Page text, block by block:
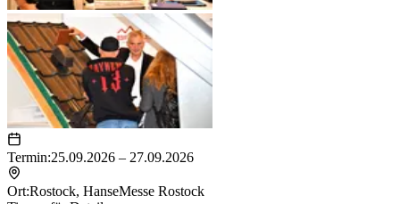
Termin:25.09.2026 – 27.09.2026
Ort:Rostock, HanseMesse Rostock